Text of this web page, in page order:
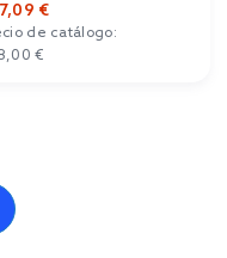
€
de catálogo:
€